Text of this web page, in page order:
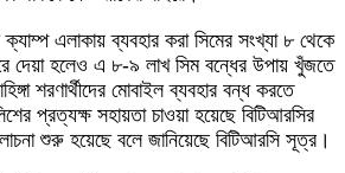
ক্যাম্প এলাকায় ব্যবহার করা সিমের সংখ্যা ৮ থেকে
দেয়া হলেও এ ৮-৯ লাখ সিম বন্ধের উপায় খুঁজতে
শরণার্থীদের মোবাইল ব্যবহার বন্ধ করতে
প্রত্যক্ষ সহায়তা চাওয়া হয়েছে বিটিআরসির
শুরু হয়েছে বলে জানিয়েছে বিটিআরসি সূত্র।